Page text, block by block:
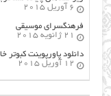
6 آوریل 2015
فرهنگسراي موسيقي
21 ژانویه 2015
دانلود پاورپوینت کبوتر
12 آوریل 2015